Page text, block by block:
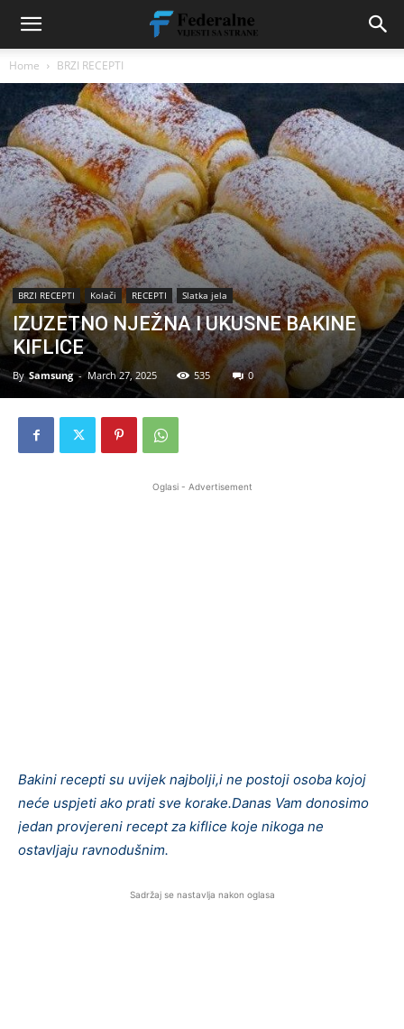
Home BRZI RECEPTI
BRZI RECEPTI Kolači RECEPTI Slatka jela
IZUZETNO NJEŽNA I UKUSNE BAKINE
KIFLICE
By Samsung - March 27, 2025 535 0
Oglasi - Advertisement
Bakini recepti su uvijek najbolji,i ne postoji osoba kojoj
neće uspjeti ako prati sve korake.Danas Vam donosimo
jedan provjereni recept za kiflice koje nikoga ne
ostavljaju ravnodušnim.
Sadržaj se nastavlja nakon oglasa